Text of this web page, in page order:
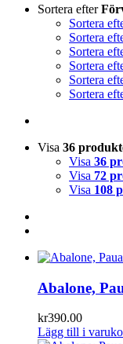
Sortera efter
Sortera
Sortera
Sortera
Sortera
Sortera
Sortera
Visa 36
Visa 36
Visa 72
Visa 108
Abalone,
kr390.00
Lägg till i